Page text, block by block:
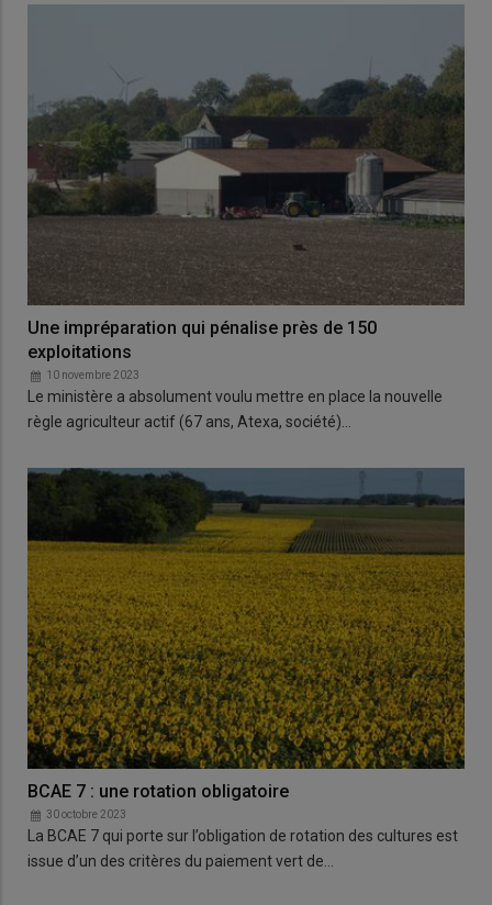
Une impréparation qui pénalise près de 150
exploitations
10 novembre 2023
Le ministère a absolument voulu mettre en place la nouvelle
règle agriculteur actif (67 ans, Atexa, société)…
BCAE 7 : une rotation obligatoire
30 octobre 2023
La BCAE 7 qui porte sur l’obligation de rotation des cultures est
issue d’un des critères du paiement vert de…